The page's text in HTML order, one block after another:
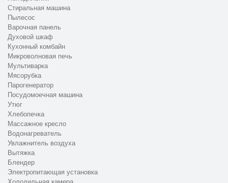
Стиральная машина
Пылесос
Варочная панель
Духовой шкаф
Кухонный комбайн
Микроволновая печь
Мультиварка
Мясорубка
Парогенератор
Посудомоечная машина
Утюг
Хлебопечка
Массажное кресло
Водонагреватель
Увлажнитель воздуха
Вытяжка
Блендер
Электропитающая установка